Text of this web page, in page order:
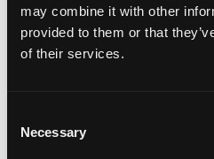
may combine it with other
provided to them or that
of their services.
Selection
Necessary
gastos com